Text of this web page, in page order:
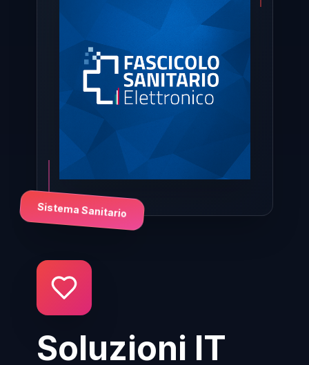
Soluzioni IT
Sistema Sanitario